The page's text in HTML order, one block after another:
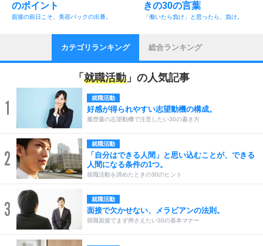
のポイント
面接の前日こそ、美容パックの出番。
きの30の言葉
「働いたら負け」と思ったら、負け。
カテゴリランキング 総合ランキング
「 就職活動 」の人気記事
1 就職活動
好感が得られやすい志望動機の構成。
履歴書の志望動機で注意したい30の書き方
2
就職活動
「自分はできる人間」と思い込むことが、できる
人間になる条件の1つ。
就職活動を諦めたときの30のヒント
3 就職活動
面接で欠かせない、メラビアンの法則。
就職面接でまず押さえたい30の基本マナー